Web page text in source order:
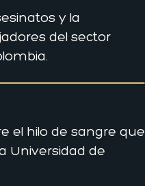
y la
del sector
el hilo de sangre que
Universidad de